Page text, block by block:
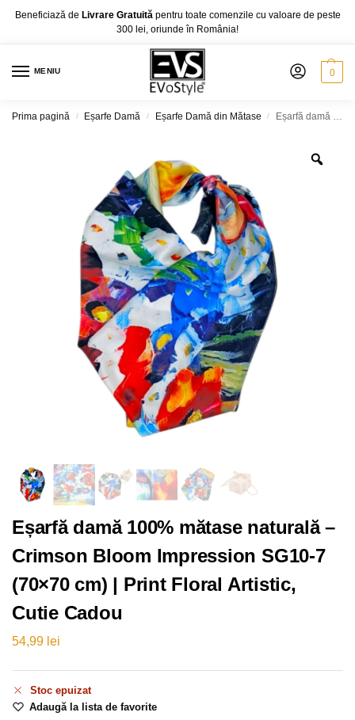
Beneficiază de Livrare Gratuită pentru toate comenzile cu valoare de peste
300 lei, oriunde în România!
MENIU 0
Prima pagină / Eșarfe Damă / Eșarfe Damă din Mătase / Eșarfă damă 100% mătase naturală – Crimson Bloom Impression SG10-7 (70×70 cm) | Print Floral Artistic, Cutie Cadou
Eșarfă damă 100% mătase naturală –
Crimson Bloom Impression SG10-7
(70×70 cm) | Print Floral Artistic,
Cutie Cadou
54,99 lei
Stoc epuizat
Adaugă la lista de favorite